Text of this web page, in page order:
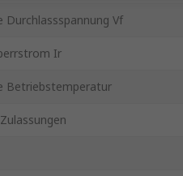
Durchlassspannung Vf
Ir
Betriebstemperatur